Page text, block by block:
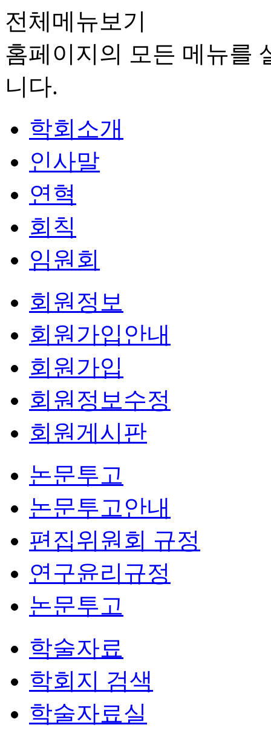
전체메뉴보기
홈페이지의 모든 메뉴를
니다.
학회소개
인사말
연혁
회칙
임원회
회원정보
회원가입안내
회원가입
회원정보수정
회원게시판
논문투고
논문투고안내
편집위원회 규정
연구윤리규정
논문투고
학술자료
학회지 검색
학술자료실